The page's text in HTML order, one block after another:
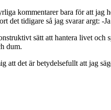
kommentarer bara för att jag
det tidigare så jag svarar argt:
sätt att hantera livet
dum.
att det är betydelsefullt att jag